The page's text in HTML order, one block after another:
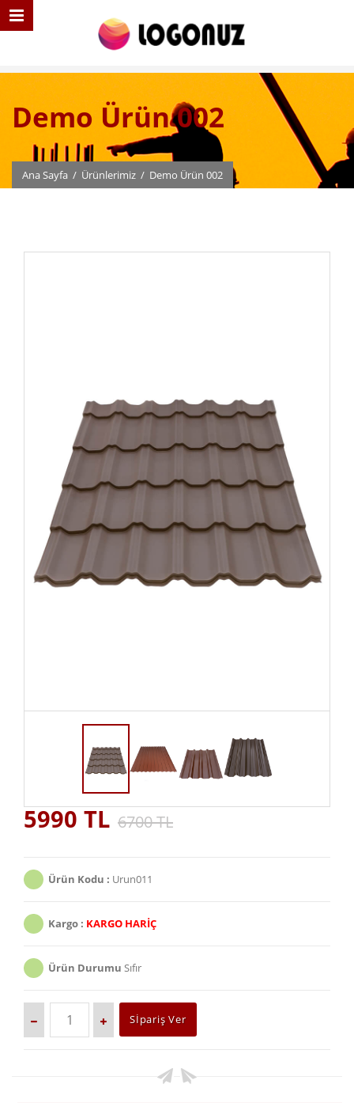
Demo Ürün 002
Ana Sayfa / Ürünlerimiz / Demo Ürün 002
5990 TL 6700 TL
Ürün Kodu : Urun011
Kargo : KARGO HARİÇ
Ürün Durumu Sıfır